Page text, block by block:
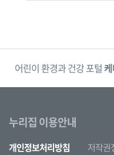
어린이 환경과 건강 포털
누리집 이용안내
개인정보처리방침 저작권